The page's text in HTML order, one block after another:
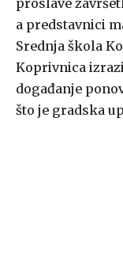
proslave
a predstavnici
Srednja škola
Koprivnica
događanje
što je gradska